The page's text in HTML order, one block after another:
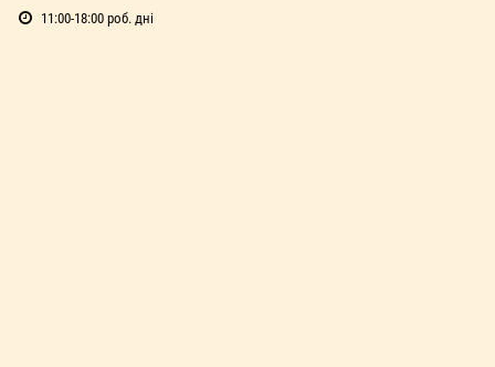
11:00-18:00 роб. дні